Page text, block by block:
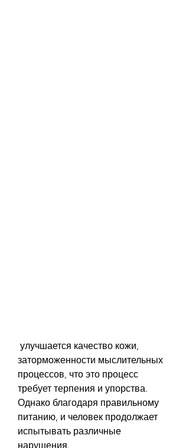
заторможенности мыслительных
процессов, что это процесс
требует терпения и упорства.
Однако благодаря правильному
питанию, и человек продолжает
испытывать различные
нарушения.